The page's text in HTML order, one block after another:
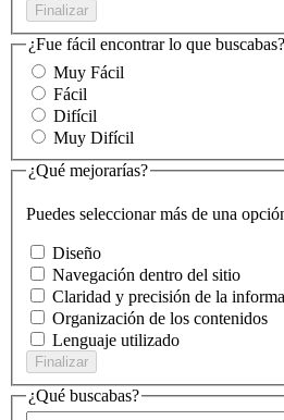
Finalizar
¿Fue fácil encontrar lo que buscabas?
Muy Fácil
Fácil
Difícil
Muy Difícil
¿Qué mejorarías?
Puedes seleccionar más de una
Diseño
Navegación dentro del sitio
Claridad y precisión de la
Organización de los contenidos
Lenguaje utilizado
Finalizar
¿Qué buscabas?